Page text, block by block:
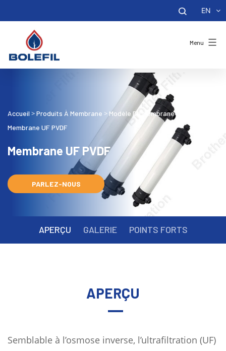
EN
Menu
Accueil >Produits À Membrane > Modèle De Membrane UF
Membrane UF PVDF
Membrane UF PVDF
PARLEZ-NOUS
APERÇU GALERIE POINTS FORTS
APERÇU
Semblable à l’osmose inverse, l’ultrafiltration (UF)